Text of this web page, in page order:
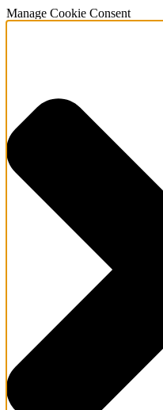
Manage Cookie Consent